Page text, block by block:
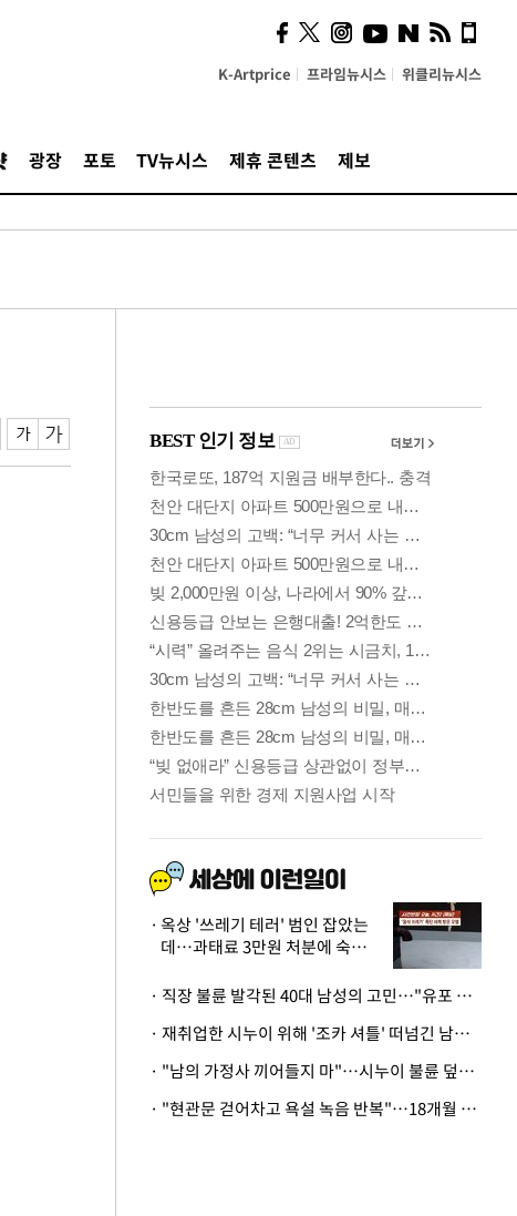
K-Artprice 프라임뉴시스 위클리뉴시스
광장 포토 TV뉴시스 제휴 콘텐츠 제보
시, 스마트폰 액세서리에
NFC 더했다
옥상 '쓰레기 테러' 범인 잡았는
데…과태료 3만원 처분에 숙박업
· 직장 불륜 발각된 40대 남성의 고민…"유포 동료 명예훼손·협박죄 고소 가능할까"
· 재취업한 시누이 위해 '조카 셔틀' 떠넘긴 남편…아내 "난 못한다"
· "남의 가정사 끼어들지 마"…시누이 불륜 덮으려는 남편에 억울한 아내
· "현관문 걷어차고 욕설 녹음 반복"…18개월 아기 키우는 집 뒤흔든 '앞집의 비극'